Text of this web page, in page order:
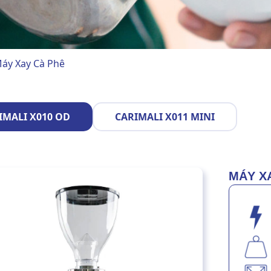
Xay Cà Phê
X010 OD CARIMALI X011 MINI
MÁY